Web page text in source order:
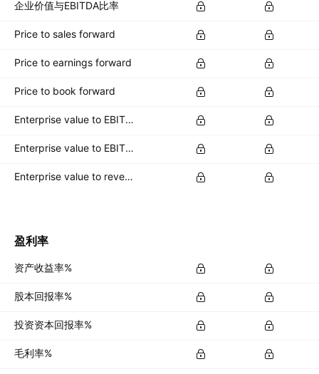
企业价值与EBITDA比率
Price to sales forward
Price to earnings forward
Price to book forward
Enterprise value to EBITDA forward
Enterprise value to EBIT forward
Enterprise value to revenue forward
盈利率
资产收益率%
股本回报率%
投资资本回报率%
毛利率%